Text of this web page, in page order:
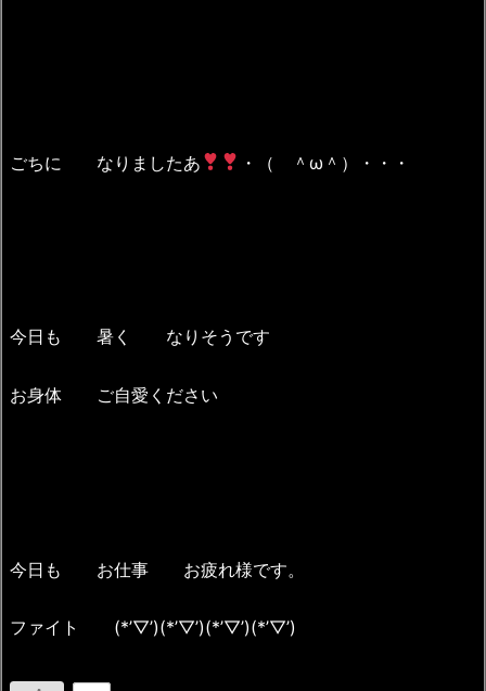
ごちに なりましたあ ・（ ＾ω＾）・・・
今日も 暑く なりそうです
お身体 ご自愛ください
今日も お仕事 お疲れ様です。
ファイト (*’▽’)(*’▽’)(*’▽’)(*’▽’)